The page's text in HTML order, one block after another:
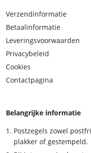
Verzendinformatie
Betaalinformatie
Leveringsvoorwaarden
Privacybeleid
Cookies
Contactpagina
Belangrijke informatie
Postzegels zowel
plakker of gestempeld.